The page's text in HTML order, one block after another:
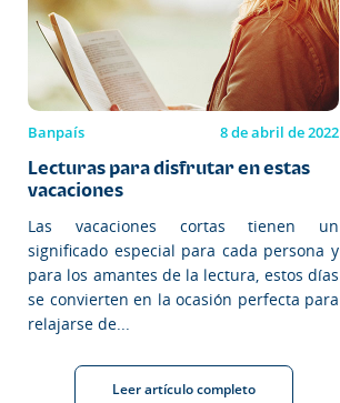
Banpaís 8 de abril de 2022
Lecturas para disfrutar en estas
vacaciones
Las vacaciones cortas tienen un
significado especial para cada persona y
para los amantes de la lectura, estos días
se convierten en la ocasión perfecta para
relajarse de...
Leer artículo completo